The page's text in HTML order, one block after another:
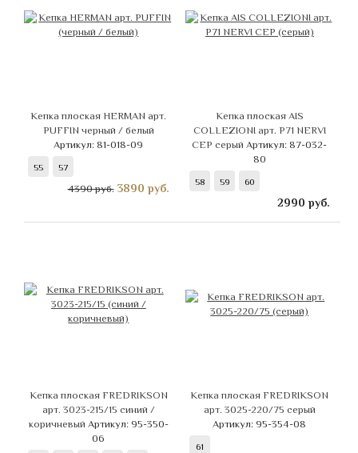
Кепка плоская HERMAN арт.
PUFFIN черный / белый
Артикул: 81-018-09
55 57
4390 руб. 3890 руб.
Кепка плоская AIS
COLLEZIONI арт. Р71 NERVI
СЕР серыйАртикул: 87-032-
80
58 59 60
2990 руб.
Кепка плоская FREDRIKSON
арт. 3023-215/15 синий /
коричневый Артикул: 95-350-
06
Кепка плоская FREDRIKSON
арт. 3025-220/75 серый
Артикул: 95-354-08
61